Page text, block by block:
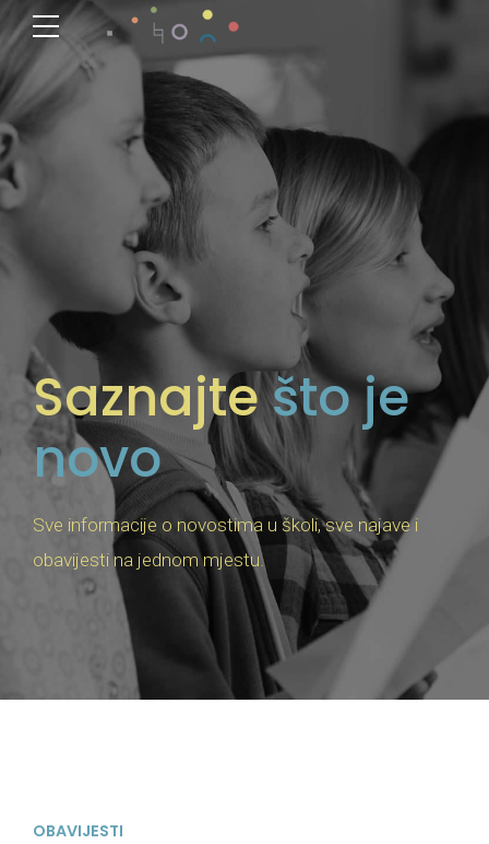
Saznajtešto je
novo
Sve informacije o novostima u školi, sve najave i
obavijesti na jednom mjestu.
OBAVIJESTI